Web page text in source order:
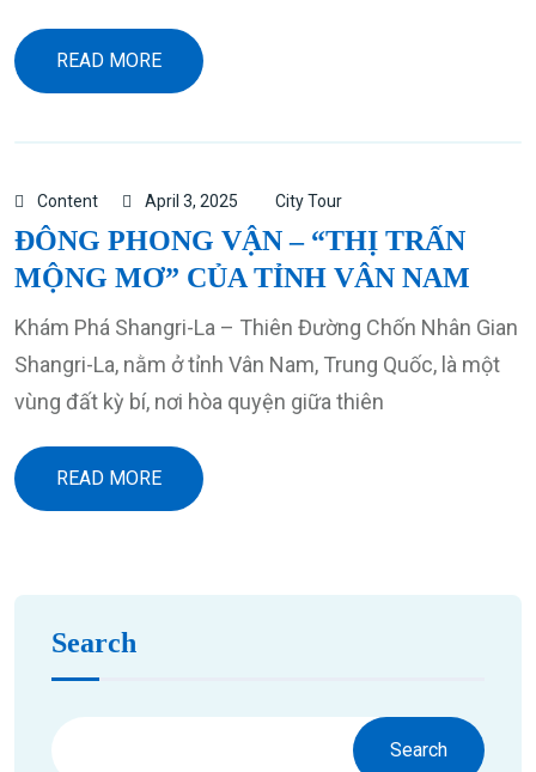
READ MORE
Content April 3, 2025 City Tour
ĐÔNG PHONG VẬN – “THỊ TRẤN
MỘNG MƠ” CỦA TỈNH VÂN NAM
Khám Phá Shangri-La – Thiên Đường Chốn Nhân Gian
Shangri-La, nằm ở tỉnh Vân Nam, Trung Quốc, là một
vùng đất kỳ bí, nơi hòa quyện giữa thiên
READ MORE
Search
Search